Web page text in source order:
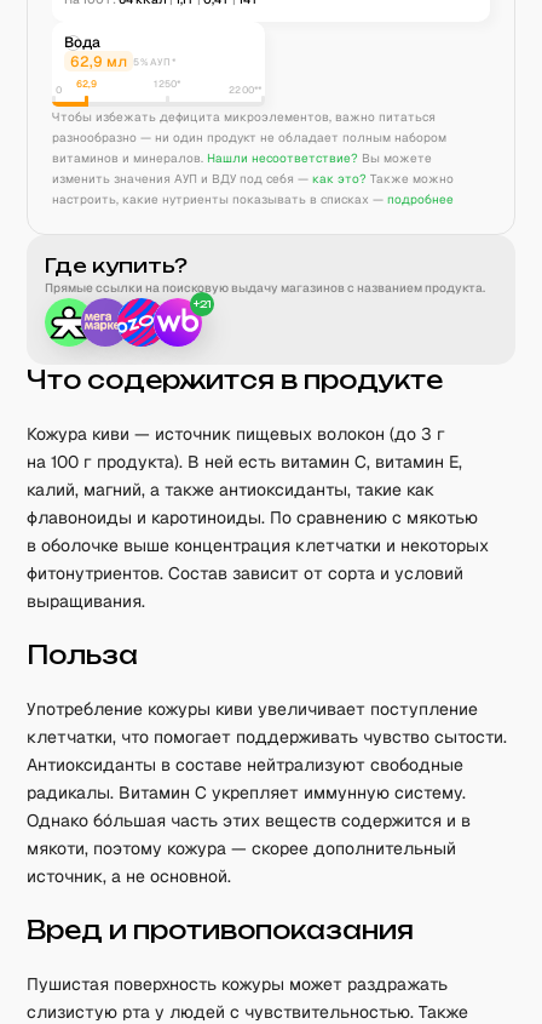
Вода
62,9 мл 5% АУП*
0 62,9 1250* 2200**
Чтобы избежать дефицита микроэлементов, важно питаться
разнообразно — ни один продукт не обладает полным набором
витаминов и минералов. Нашли несоответствие? Вы можете
изменить значения АУП и ВДУ под себя — как это? Также можно
настроить, какие нутриенты показывать в списках — подробнее
Где купить?
Прямые ссылки на поисковую выдачу магазинов с названием продукта.
+21
Что содержится в продукте
Кожура киви — источник пищевых волокон (до 3 г
на 100 г продукта). В ней есть витамин C, витамин E,
калий, магний, а также антиоксиданты, такие как
флавоноиды и каротиноиды. По сравнению с мякотью
в оболочке выше концентрация клетчатки и некоторых
фитонутриентов. Состав зависит от сорта и условий
выращивания.
Польза
Употребление кожуры киви увеличивает поступление
клетчатки, что помогает поддерживать чувство сытости.
Антиоксиданты в составе нейтрализуют свободные
радикалы. Витамин C укрепляет иммунную систему.
Однако бóльшая часть этих веществ содержится и в
мякоти, поэтому кожура — скорее дополнительный
источник, а не основной.
Вред и противопоказания
Пушистая поверхность кожуры может раздражать
слизистую рта у людей с чувствительностью. Также